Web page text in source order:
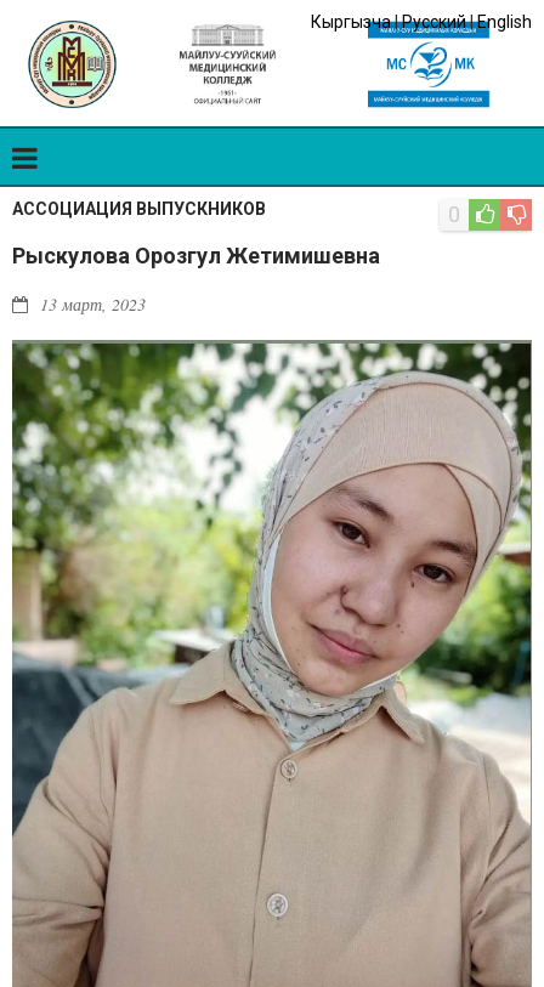
Кыргызча|Русский|English
АССОЦИАЦИЯ ВЫПУСКНИКОВ
Рыскулова Орозгул Жетимишевна
13 март, 2023
0